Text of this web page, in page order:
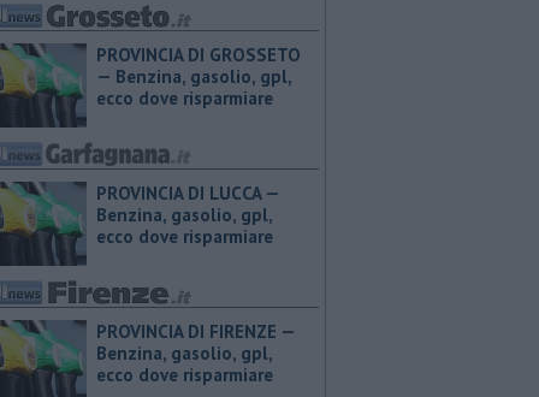
PROVINCIA DI GROSSETO
— ​Benzina, gasolio, gpl,
ecco dove risparmiare
PROVINCIA DI LUCCA — ​
Benzina, gasolio, gpl,
ecco dove risparmiare
PROVINCIA DI FIRENZE — ​
Benzina, gasolio, gpl,
ecco dove risparmiare